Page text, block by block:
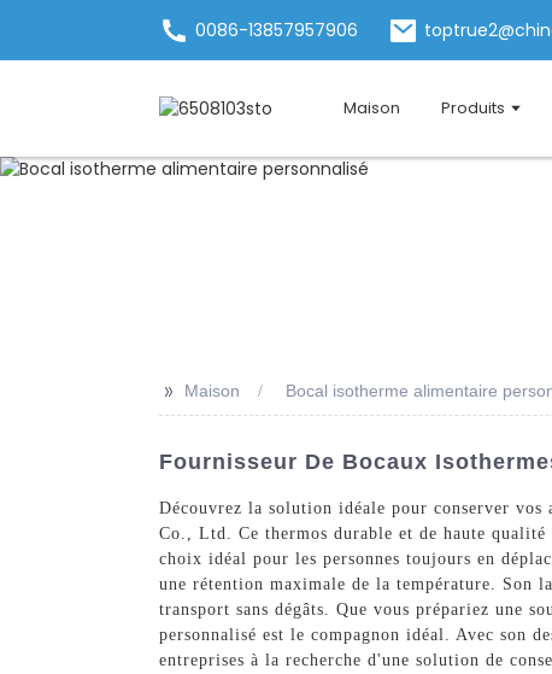
0086-13857957906
Maison Produits
>> Maison Bocal isotherme alimentaire
Fournisseur De Bocaux
Découvrez la solution idéale pour conserver vos
Co., Ltd. Ce thermos durable et de haute
choix idéal pour les personnes toujours en
une rétention maximale de la température. Son
transport sans dégâts. Que vous prépariez une
personnalisé est le compagnon idéal. Avec son
entreprises à la recherche d'une solution de